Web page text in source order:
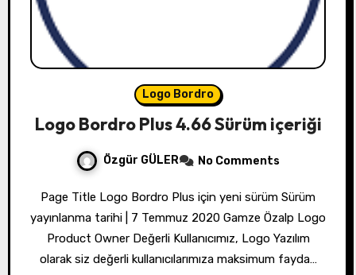
Logo Bordro
Logo Bordro Plus 4.66 Sürüm içeriği
Özgür GÜLER No Comments
Page Title Logo Bordro Plus için yeni sürüm Sürüm
yayınlanma tarihi | 7 Temmuz 2020 Gamze Özalp Logo
Product Owner Değerli Kullanıcımız, Logo Yazılım
olarak siz değerli kullanıcılarımıza maksimum fayda…